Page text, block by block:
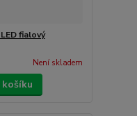
fialový
Není skladem